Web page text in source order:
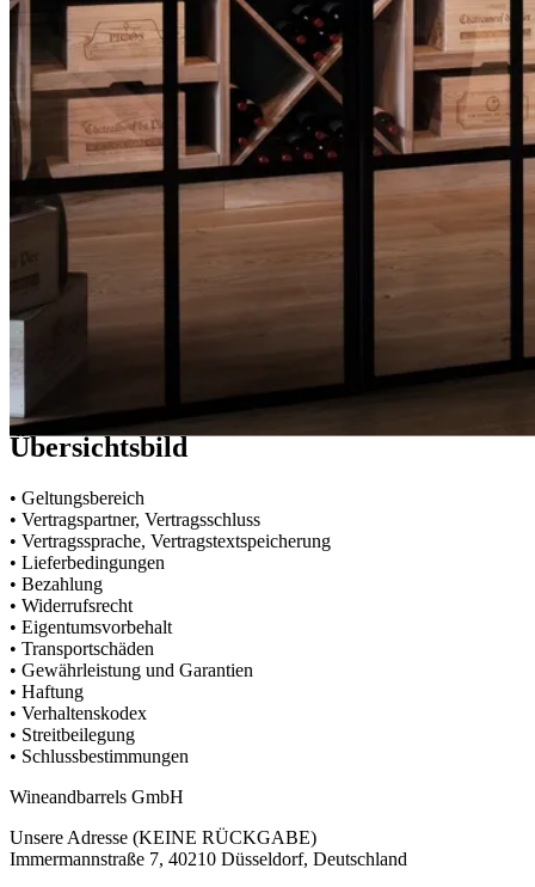
Allgemeine Geschäftsbedingungen (AGB)
Übersichtsbild
• Geltungsbereich
• Vertragspartner, Vertragsschluss
• Vertragssprache, Vertragstextspeicherung
• Lieferbedingungen
• Bezahlung
• Widerrufsrecht
• Eigentumsvorbehalt
• Transportschäden
• Gewährleistung und Garantien
• Haftung
• Verhaltenskodex
• Streitbeilegung
• Schlussbestimmungen
Wineandbarrels GmbH
Unsere Adresse (KEINE RÜCKGABE)
Immermannstraße 7, 40210 Düsseldorf, Deutschland